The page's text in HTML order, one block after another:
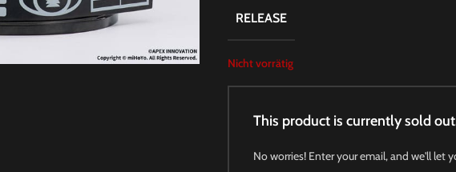
RELEASE
Nicht vorrätig
This product is currently sold
No worries! Enter your email, and we'll let